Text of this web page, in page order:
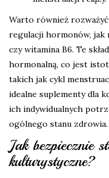
Warto również
regulacji hormonów, jak
czy witamina B6. Te
hormonalną, co jest
takich jak cykl
idealne suplementy dla
ich indywidualnych
ogólnego stanu zdrowia.
Jak bezpiecznie
kulturystyczne?